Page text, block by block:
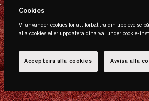
Cookies
Vi använder cookies för att förbättra din upplevelse
alla cookies eller uppdatera dina val under cookie-
Avvisa alla
Acceptera alla cookies